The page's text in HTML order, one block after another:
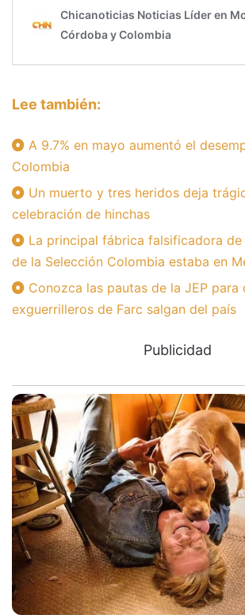
Lee también:
A 9.7% en mayo aumentó el
Colombia
Un muerto y tres heridos deja
celebración de hinchas
La principal fábrica falsificadora de
de la Selección Colombia estaba en
Conozca las pautas de la JEP para
exguerrilleros de Farc salgan del país
Publicidad